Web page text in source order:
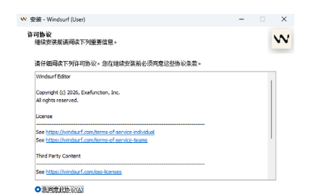
AI 识别潜在错误并给出修复建议，减少调试时
间，提升代码质量。
6.终端 AI 助手
在终端中直接与 AI 交互，生成命令、解释输
出、自动化脚本。